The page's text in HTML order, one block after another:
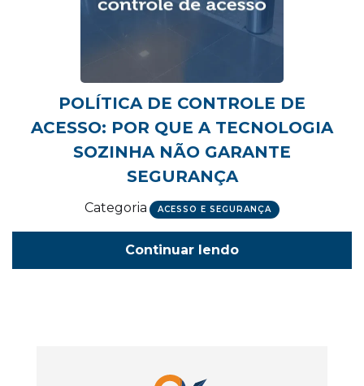
POLÍTICA DE CONTROLE DE
ACESSO: POR QUE A TECNOLOGIA
SOZINHA NÃO GARANTE
SEGURANÇA
Categoria ACESSO E SEGURANÇA
Continuar lendo